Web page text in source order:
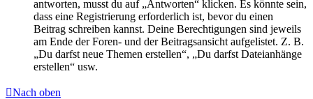
antworten, musst du auf „Antworten“ klicken. Es könnte sein,
dass eine Registrierung erforderlich ist, bevor du einen
Beitrag schreiben kannst. Deine Berechtigungen sind jeweils
am Ende der Foren- und der Beitragsansicht aufgelistet. Z. B.
„Du darfst neue Themen erstellen“, „Du darfst Dateianhänge
erstellen“ usw.
Nach oben